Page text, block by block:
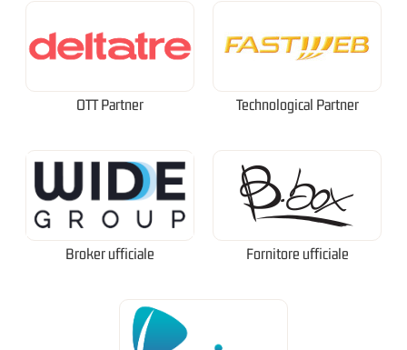
OTT Partner Technological Partner
Broker ufficiale Fornitore ufficiale